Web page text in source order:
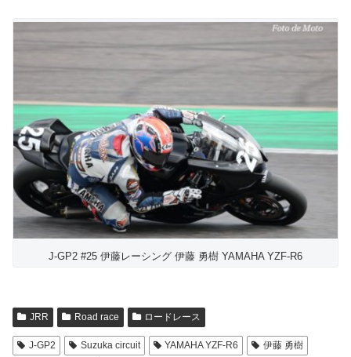
J-GP2 #25 伊藤レーシング 伊藤 勇樹 YAMAHA YZF-R6
JRR Road race ロードレース
J-GP2 Suzuka circuit YAMAHA YZF-R6
伊藤 勇樹